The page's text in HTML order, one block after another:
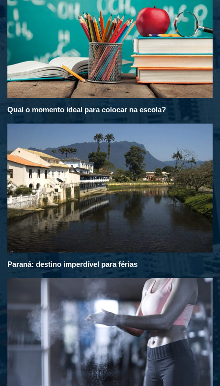
Qual o momento ideal para colocar na escola?
Paraná: destino imperdível para férias